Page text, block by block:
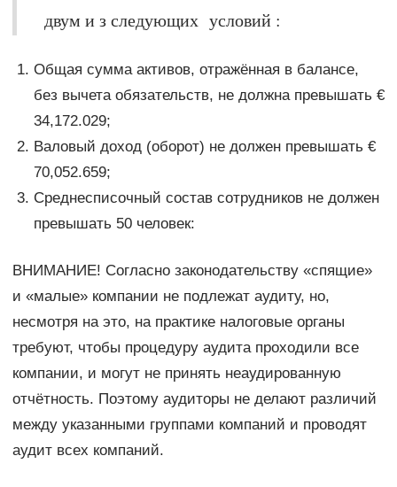
двум и з следующих условий :
Общая сумма активов, отражённая в балансе,
без вычета обязательств, не должна превышать €
34,172.029;
Валовый доход (оборот) не должен превышать €
70,052.659;
Среднесписочный состав сотрудников не должен
превышать 50 человек:
ВНИМАНИЕ! Согласно законодательству «спящие»
и «малые» компании не подлежат аудиту, но,
несмотря на это, на практике налоговые органы
требуют, чтобы процедуру аудита проходили все
компании, и могут не принять неаудированную
отчётность. Поэтому аудиторы не делают различий
между указанными группами компаний и проводят
аудит всех компаний.